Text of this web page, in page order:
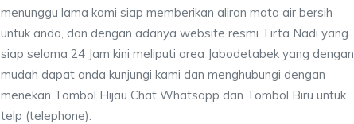
menunggu lama kami siap memberikan aliran mata air bersih
untuk anda, dan dengan adanya website resmi Tirta Nadi yang
siap selama 24 Jam kini meliputi area Jabodetabek yang dengan
mudah dapat anda kunjungi kami dan menghubungi dengan
menekan Tombol Hijau Chat Whatsapp dan Tombol Biru untuk
telp (telephone).